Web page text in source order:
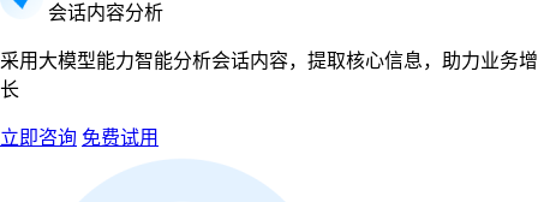
会话内容分析
采用大模型能力智能分析会话内容，提取核心信息，助力业务增
长
立即咨询 免费试用